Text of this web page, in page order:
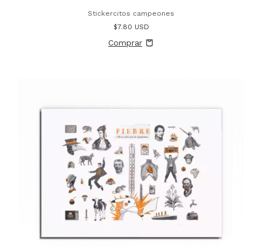
Stickercitos campeones
$7.80 USD